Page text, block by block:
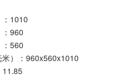
1010
960
560
）：960x560x1010
11.85